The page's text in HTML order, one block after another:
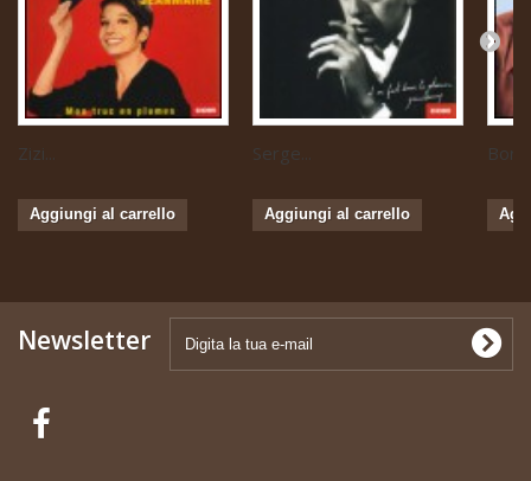
Zizi...
Aggiungi al carrello
Serge...
Aggiungi al carrello
Newsletter